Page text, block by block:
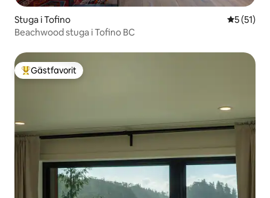
Stuga i Tofino 5 av 5 i
5 (51)
Beachwood stuga i Tofino BC
Populär gästfavorit
Gästfavorit